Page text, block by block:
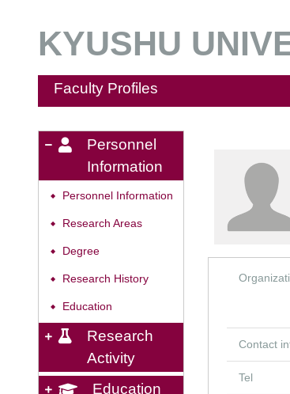
KYUSHU
Faculty Profiles
Personnel
Information
◆ Personnel Information
◆ Research Areas
◆ Degree
◆ Research History
◆ Education
Research
Activity
Education
Contact
Tel